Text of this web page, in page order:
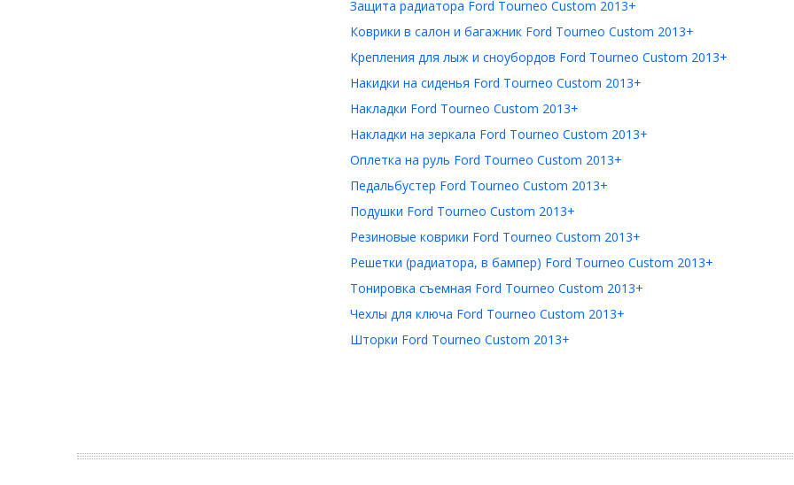
Защита радиатора Ford Tourneo Custom 2013+
Коврики в салон и багажник Ford Tourneo Custom 2013+
Крепления для лыж и сноубордов Ford Tourneo Custom 2013+
Накидки на сиденья Ford Tourneo Custom 2013+
Накладки Ford Tourneo Custom 2013+
Накладки на зеркала Ford Tourneo Custom 2013+
Оплетка на руль Ford Tourneo Custom 2013+
Педальбустер Ford Tourneo Custom 2013+
Подушки Ford Tourneo Custom 2013+
Резиновые коврики Ford Tourneo Custom 2013+
Решетки (радиатора, в бампер) Ford Tourneo Custom 2013+
Тонировка съемная Ford Tourneo Custom 2013+
Чехлы для ключа Ford Tourneo Custom 2013+
Шторки Ford Tourneo Custom 2013+